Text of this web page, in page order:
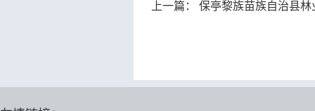
上一篇： 保亭黎族苗族自治县林业局2025年森林火灾预